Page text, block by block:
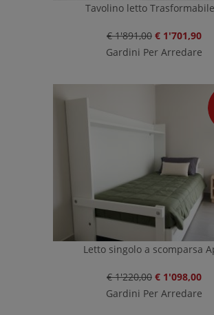
Tavolino letto
€ 1'891,00 € 1'701,90
Gardini Per Arredare
Letto singolo a scomparsa
€ 1'220,00 € 1'098,00
Gardini Per Arredare